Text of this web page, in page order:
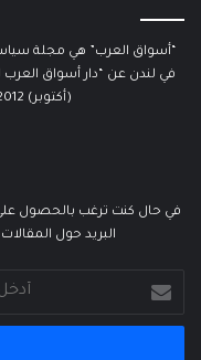
“أسواق العرب” هي مجلة
في لندن عن “دار أسواق
(أكتوبر) 2012. يرأس تحريرها كابي طبراني.
في حال كنت ترغب بالحصول على
البريد حول
بريدك
الإلكتروني